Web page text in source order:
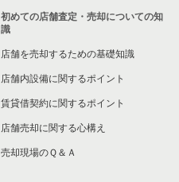
初めての店舗査定・売却についての知
識
店舗を売却するための基礎知識
店舗内設備に関するポイント
賃貸借契約に関するポイント
店舗売却に関する心構え
売却現場のＱ＆Ａ